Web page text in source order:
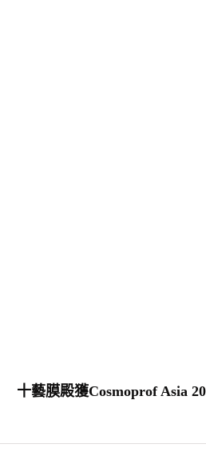
十藝膜殿獲Cosmoprof Asia